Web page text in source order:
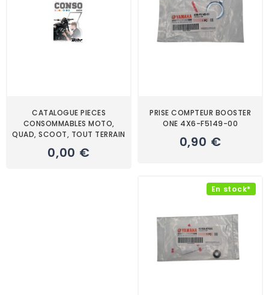
CATALOGUE PIECES
CONSOMMABLES MOTO,
QUAD, SCOOT, TOUT TERRAIN
0,00 €
PRISE COMPTEUR BOOSTER
ONE 4X6-F5149-00
0,90 €
En stock*